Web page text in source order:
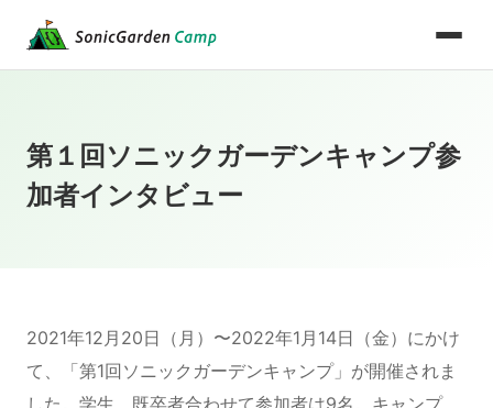
第１回ソニックガーデンキャンプ参
加者インタビュー
2021年12月20日（月）〜2022年1月14日（金）にかけ
て、「第1回ソニックガーデンキャンプ」が開催されま
した。学生、既卒者合わせて参加者は9名。キャンプ